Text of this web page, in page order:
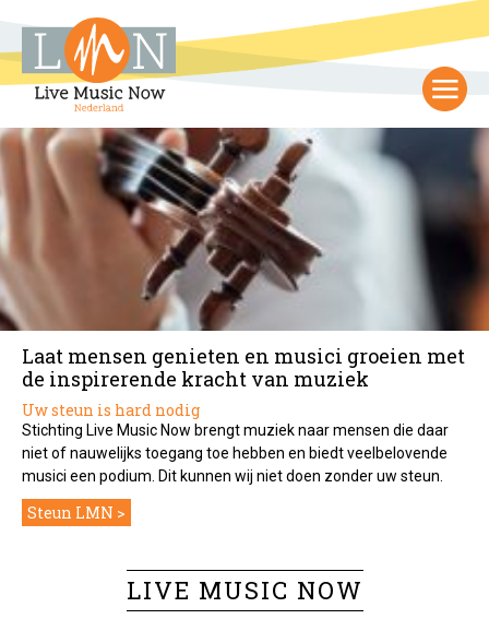
Laat mensen genieten en musici groeien met
de inspirerende kracht van muziek
Uw steun is hard nodig
Stichting Live Music Now brengt muziek naar mensen die daar
niet of nauwelijks toegang toe hebben en biedt veelbelovende
musici een podium. Dit kunnen wij niet doen zonder uw steun.
Steun LMN
LIVE MUSIC NOW